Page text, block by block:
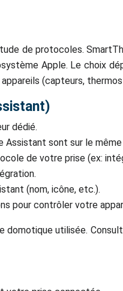
de protocoles.
Apple. Le choix
(capteurs,
dédié.
sont sur le même
de votre prise (ex:
(nom, icône, etc.).
pour contrôler votre
utilisée.